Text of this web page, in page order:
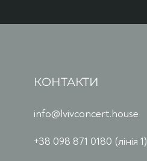
КОНТАКТИ
info@lvivconcert.house
+38 098 871 0180 (лінія 1)